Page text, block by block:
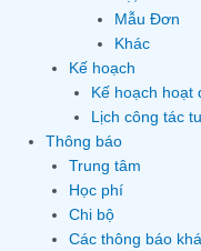
Mẫu Đơn
Khác
Kế hoạch
Kế hoạch hoạt
Lịch công tác
Thông báo
Trung tâm
Học phí
Chi bộ
Các thông báo